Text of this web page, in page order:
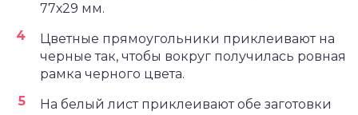
77х29 мм.
Цветные прямоугольники приклеивают на
черные так, чтобы вокруг получилась ровная
рамка черного цвета.
На белый лист приклеивают обе заготовки